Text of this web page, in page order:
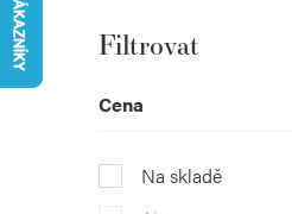
P
o
s
t
Cena
Na skladě